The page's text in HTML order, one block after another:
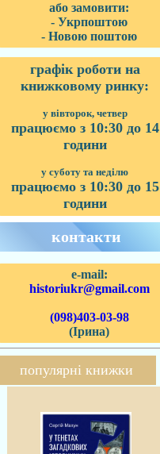
або замовити:
- Укрпоштою
- Новою поштою
графік роботи на
книжковому ринку:
у вівторок, четвер
працюємо з 10:30 до 14
години
у суботу та неділю
працюємо з 10:30 до 15
години
контакти
e-mail:
historiukr@gmail.com
(098)403-03-98
(Ірина)
популярні книжки